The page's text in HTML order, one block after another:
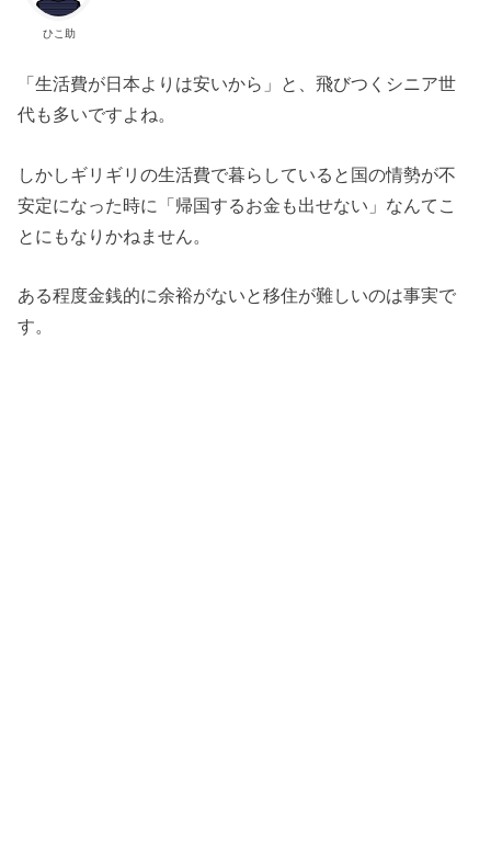
ひこ助
「生活費が日本よりは安いから」と、飛びつくシニア世
代も多いですよね。
しかしギリギリの生活費で暮らしていると国の情勢が不
安定になった時に「帰国するお金も出せない」なんてこ
とにもなりかねません。
ある程度金銭的に余裕がないと移住が難しいのは事実で
す。